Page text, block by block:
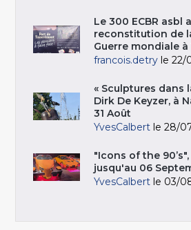
Le 300 ECBR asbl
reconstitution de
Guerre mondiale
francois.detry le 22/
« Sculptures dans
Dirk De Keyzer, à
31 Août
YvesCalbert le 28/
"Icons of the
jusqu'au 06
YvesCalbert le 03/